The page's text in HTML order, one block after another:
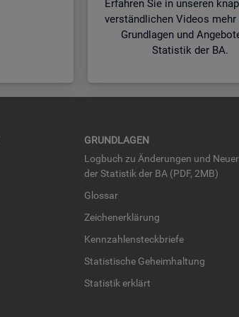
Erfahren Sie in unseren
verständlichen Videos mehr
Grundlagen und
Statistik der BA.
GRUND­LA­GEN
Log­buch zu Än­de­run­gen und
der Sta­tis­tik der BA (PDF, 2MB)
Glos­sar
Zei­chen­er­klä­rung
Kenn­zah­len­steck­brie­fe
Sta­tis­ti­sche Ge­heim­hal­tung
Sta­tis­tik er­klärt